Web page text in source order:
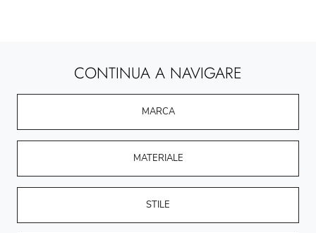
CONTINUA A NAVIGARE
MARCA
MATERIALE
STILE